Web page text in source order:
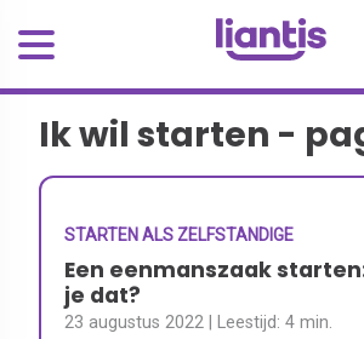
Ik wil starten -
STARTEN ALS ZELFSTANDIGE
Een eenmanszaak
je dat?
23 augustus 2022 | Leestijd:4 min.